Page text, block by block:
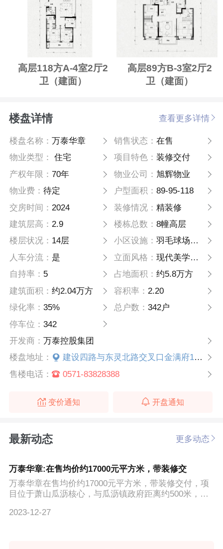
高层118方A-4室2厅2
卫（建面）
高层89方B-3室2厅2
卫（建面）
楼盘详情 查看更多详情
楼盘名称：万泰华章 销售状态： 在售
物业类型：
住宅 项目特色： 装修交付
产权年限：70年 物业公司： 旭辉物业
物业费：待定 户型面积： 89-95-118
交房时间： 2024 装修情况： 精装修
建筑层高：2.9 楼栋总数： 8幢高层
楼层状况： 14层 小区设施： 羽毛球场，儿童游乐场，跑道
人车分流： 是 立面风格： 现代美学风格
自持率： 5 占地面积： 约5.8万方
建筑面积：约2.04万方 容积率： 2.20
绿化率：35% 总户数： 342户
停车位：342
开发商：万泰控股集团
楼盘地址：
建设四路与东灵北路交叉口金满府11037号
售楼电话：
0571-83828388
变价通知 开盘通知
最新动态 更多动态
万泰华章:在售均价约17000元平方米，带装修交
万泰华章在售均价约17000元平方米，带装修交付，项
目位于萧山瓜沥核心，与瓜沥镇政府距离约500米，紧
2023-12-27